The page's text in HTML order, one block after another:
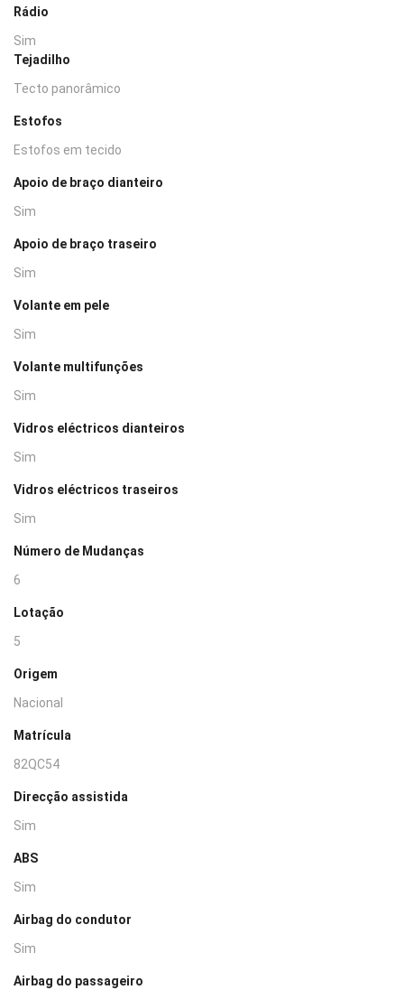
Rádio
Sim
Tejadilho
Tecto panorâmico
Estofos
Estofos em tecido
Apoio de braço dianteiro
Sim
Apoio de braço traseiro
Sim
Volante em pele
Sim
Volante multifunções
Sim
Vidros eléctricos dianteiros
Sim
Vidros eléctricos traseiros
Sim
Número de Mudanças
6
Lotação
5
Origem
Nacional
Matrícula
82QC54
Direcção assistida
Sim
ABS
Sim
Airbag do condutor
Sim
Airbag do passageiro